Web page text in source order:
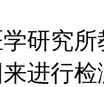
研究
进行